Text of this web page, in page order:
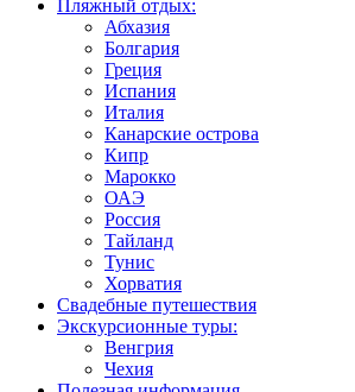
Пляжный отдых:
Абхазия
Болгария
Греция
Испания
Италия
Канарские острова
Кипр
Марокко
ОАЭ
Россия
Тайланд
Тунис
Хорватия
Свадебные путешествия
Экскурсионные туры:
Венгрия
Чехия